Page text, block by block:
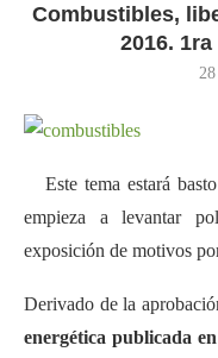
Combustibles,
2016.
Este tema estará
empieza a levantar
exposición de motivos
Derivado de la
energética publicada